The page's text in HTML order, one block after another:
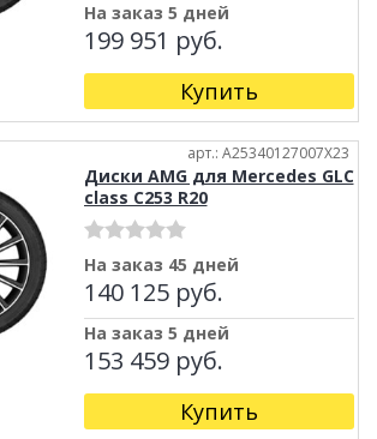
На заказ 5 дней
199 951 руб.
Купить
арт.: A25340127007X23
Диски AMG для Mercedes GLC
class C253 R20
На заказ 45 дней
140 125 руб.
На заказ 5 дней
153 459 руб.
Купить